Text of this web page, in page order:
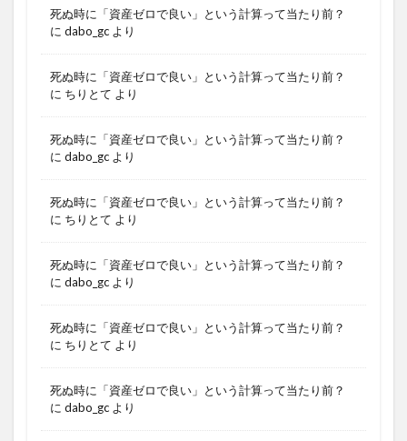
死ぬ時に「資産ゼロで良い」という計算って当たり前？
に dabo_gc より
死ぬ時に「資産ゼロで良い」という計算って当たり前？
に ちりとて より
死ぬ時に「資産ゼロで良い」という計算って当たり前？
に dabo_gc より
死ぬ時に「資産ゼロで良い」という計算って当たり前？
に ちりとて より
死ぬ時に「資産ゼロで良い」という計算って当たり前？
に dabo_gc より
死ぬ時に「資産ゼロで良い」という計算って当たり前？
に ちりとて より
死ぬ時に「資産ゼロで良い」という計算って当たり前？
に dabo_gc より